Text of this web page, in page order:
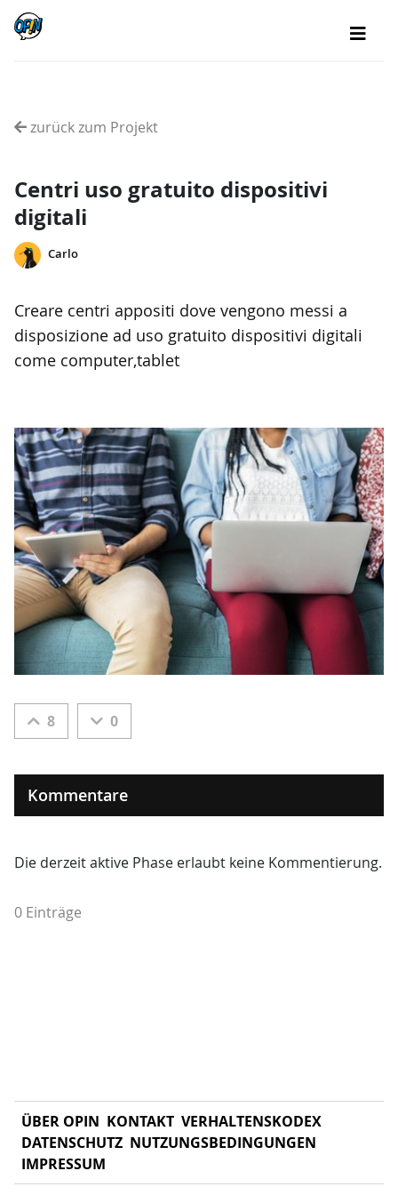
zurück zum Projekt
Centri uso gratuito dispositivi
digitali
Carlo
Creare centri appositi dove vengono messi a
disposizione ad uso gratuito dispositivi digitali
come computer,tablet
8 0
Kommentare
Die derzeit aktive Phase erlaubt keine Kommentierung.
0 Einträge
ÜBER OPIN KONTAKT VERHALTENSKODEX
DATENSCHUTZ NUTZUNGSBEDINGUNGEN
IMPRESSUM